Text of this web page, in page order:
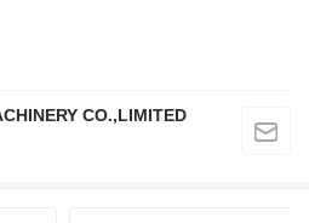
CO.,LIMITED